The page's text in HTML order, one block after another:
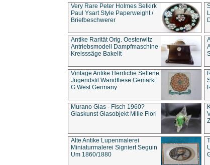
Very Rare Peter Holmes Selkirk
Paul Ysart Style Paperweight /
Briefbeschwerer
Antike Rarität Orig. Oesterwitz
Antriebsmodell Dampfmaschine
Kreisssäge Bakelit
Vintage Antike Herrliche Seltene
Jugendstil Wandfliese Gemarkt
G West Germany
Murano Glas - Fisch 1960?
Glaskunst Glasobjekt Mille Fiori
Alte Antike Lupenmalerei
Miniaturmalerei Signiert Seguin
Um 1860/1880